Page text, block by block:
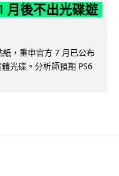
月後不出光碟遊
，重申官方 7 月已公布
光碟。分析師預期 PS6